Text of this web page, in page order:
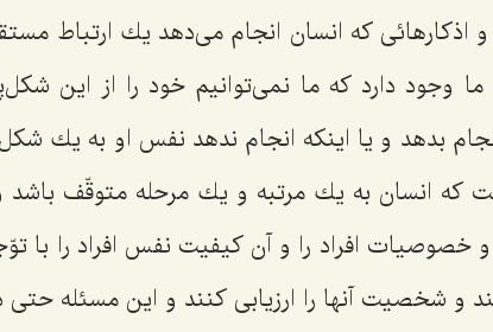
كه انسان انجام می‌دهد یك ارتباط
وجود دارد كه ما نمی‌توانیم خود را از این
بدهد و یا اینكه انجام ندهد نفس او به یك
كه انسان به یك مرتبه و یك مرحله متوقّف
و خصوصیات افراد را و آن كیفیت نفس افراد را با
شخصیت آنها را ارزیابی كنند و این مسئله حتی